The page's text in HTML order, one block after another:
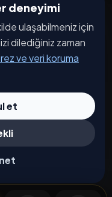
deneyimi
ulaşabilmeniz için
dilediğiniz zaman
ve veri koruma
et